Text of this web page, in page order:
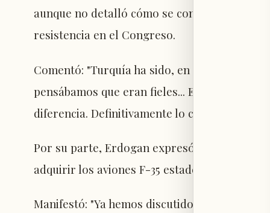
aunque no detalló cómo se concretaría esta
resistencia en el Congreso.
Comentó: "Turquía ha sido, en muchos
pensábamos que eran fieles... Este avión es
diferencia. Definitivamente lo consideraremos".
Por su parte, Erdogan expresó su
adquirir los aviones F-35 estadounidenses.
Manifestó: "Ya hemos discutido este tema